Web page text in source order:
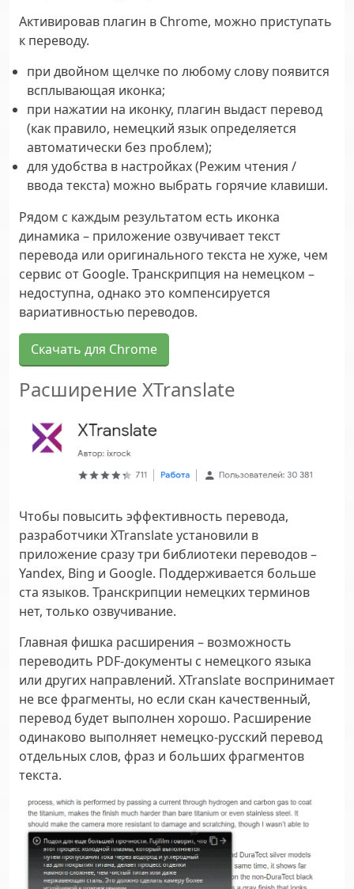
Активировав плагин в Chrome, можно приступать
к переводу.
при двойном щелчке по любому слову появится
всплывающая иконка;
при нажатии на иконку, плагин выдаст перевод
(как правило, немецкий язык определяется
автоматически без проблем);
для удобства в настройках (Режим чтения /
ввода текста) можно выбрать горячие клавиши.
Рядом с каждым результатом есть иконка
динамика – приложение озвучивает текст
перевода или оригинального текста не хуже, чем
сервис от Google. Транскрипция на немецком –
недоступна, однако это компенсируется
вариативностью переводов.
Скачать для Chrome
Расширение XTranslate
Чтобы повысить эффективность перевода,
разработчики XTranslate установили в
приложение сразу три библиотеки переводов –
Yandex, Bing и Google. Поддерживается больше
ста языков. Транскрипции немецких терминов
нет, только озвучивание.
Главная фишка расширения – возможность
переводить PDF-документы с немецкого языка
или других направлений. XTranslate воспринимает
не все фрагменты, но если скан качественный,
перевод будет выполнен хорошо. Расширение
одинаково выполняет немецко-русский перевод
отдельных слов, фраз и больших фрагментов
текста.